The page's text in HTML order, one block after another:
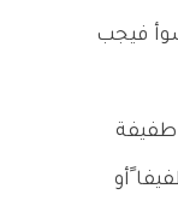
فيجب
ًأو